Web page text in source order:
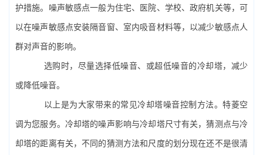
护措施。噪声敏感点一般为住宅、医院、学校、政府机关等，可
以在噪声敏感点安装隔音窗、室内吸音材料等，以减少敏感点人
群对声音的影响。
选购时，尽量选择低噪音、或超低噪音的冷却塔，减少
或降低噪音。
以上是为大家带来的常见冷却塔噪音控制方法。特菱空
调为您服务。冷却塔的噪声影响与冷却塔尺寸有关，猜测点与冷
却塔的距离有关，不同的猜测方法和尺度的划分现在还不是很清